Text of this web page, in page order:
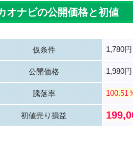
オナビの公開価格と初値
仮条件 1,780
公開価格 1,980円
騰落率 100.51
初値売り損益